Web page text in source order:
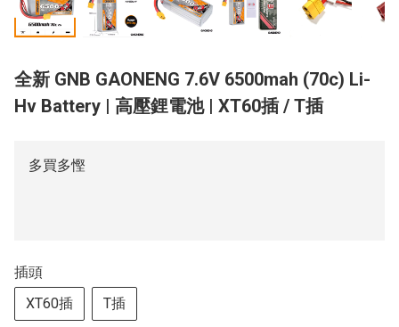
全新 GNB GAONENG 7.6V 6500mah (70c) Li-
Hv Battery | 高壓鋰電池 | XT60插 / T插
多買多慳
插頭
XT60插
T插